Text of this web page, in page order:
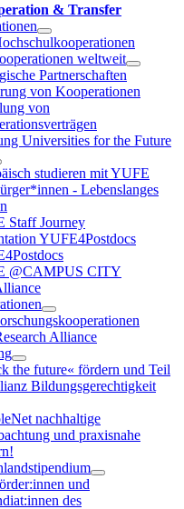
& Transfer
weltweit
Partnerschaften
von Kooperationen
von
Universities for the Future
studieren mit YUFE
- Lebenslanges
Staff Journey
YUFE4Postdocs
@CAMPUS CITY
Alliance
the future« fördern und Teil
Bildungsgerechtigkeit
nachhaltige
und praxisnahe
und
des